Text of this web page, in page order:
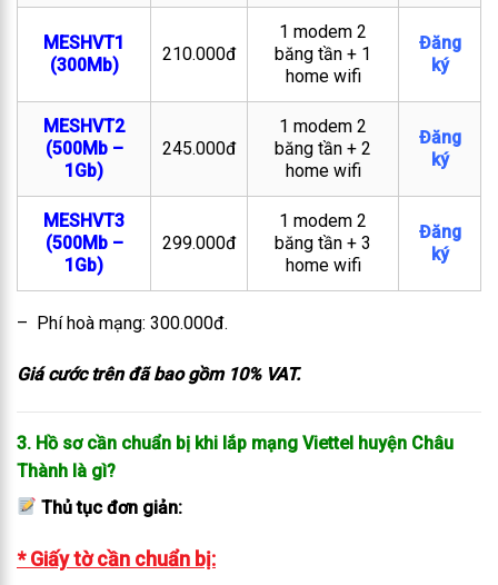
MESHVT1
(300Mb)
210.000đ
1 modem 2
băng tần + 1
home wifi
Đăng
ký
MESHVT2
(500Mb –
1Gb)
245.000đ
1 modem 2
băng tần + 2
home wifi
Đăng
ký
MESHVT3
(500Mb –
1Gb)
299.000đ
1 modem 2
băng tần + 3
home wifi
Đăng
ký
– Phí hoà mạng: 300.000đ.
Giá cước trên đã bao gồm 10% VAT.
3. Hồ sơ cần chuẩn bị khi lắp mạng Viettel huyện Châu
Thành là gì?
Thủ tục đơn giản:
* Giấy tờ cần chuẩn bị: